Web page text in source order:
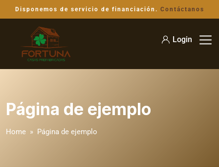
Disponemos de servicio de financiación. Contáctanos
Login
Página de ejemplo
Home » Página de ejemplo